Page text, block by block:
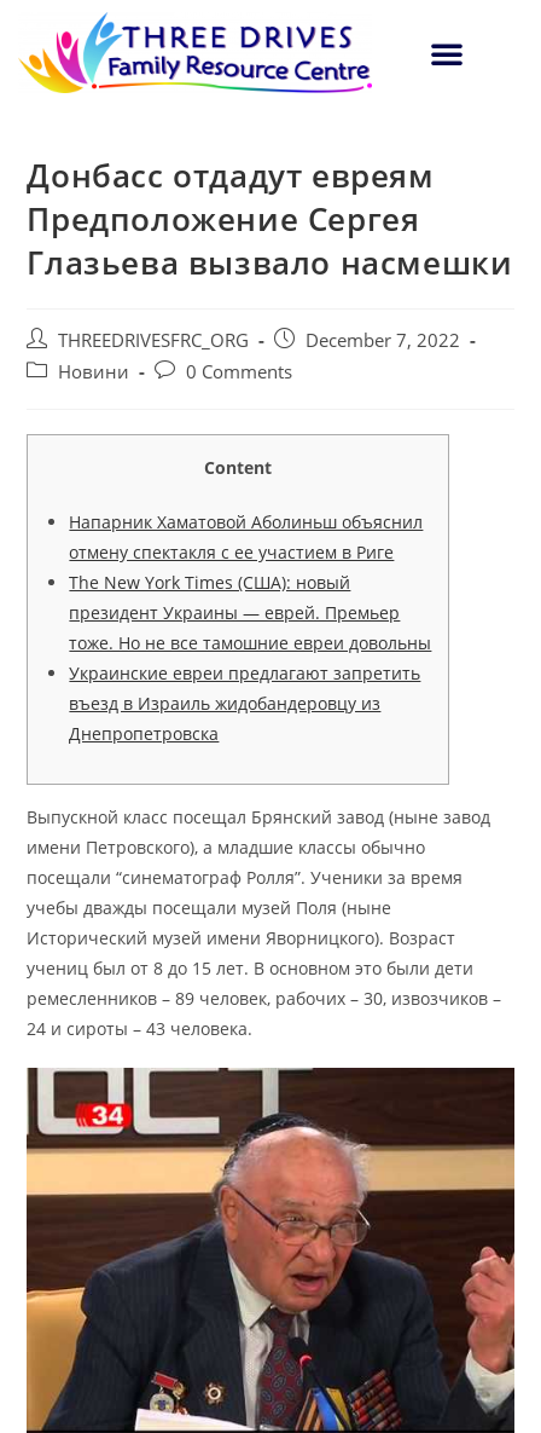
Донбасс отдадут евреям
Предположение Сергея
Глазьева вызвало насмешки
THREEDRIVESFRC_ORG
December 7, 2022
Новини
0 Comments
Content
Напарник Хаматовой Аболиньш объяснил
отмену спектакля с ее участием в Риге
The New York Times (США): новый
президент Украины — еврей. Премьер
тоже. Но не все тамошние евреи довольны
Украинские евреи предлагают запретить
въезд в Израиль жидобандеровцу из
Днепропетровска
Выпускной класс посещал Брянский завод (ныне завод
имени Петровского), а младшие классы обычно
посещали “синематограф Ролля”. Ученики за время
учебы дважды посещали музей Поля (ныне
Исторический музей имени Яворницкого). Возраст
учениц был от 8 до 15 лет. В основном это были дети
ремесленников – 89 человек, рабочих – 30, извозчиков –
24 и сироты – 43 человека.